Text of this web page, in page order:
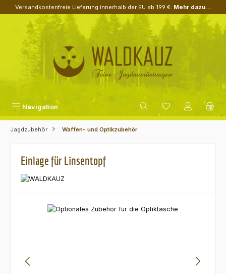
Zum Hauptinhalt springen
Versandkostenfreie Lieferung innerhalb der EU ab 199 €. Mehr dazu...
Navigation
Jagdzubehör Waffen- und Optikzubehör
Einlage für Linsentopf
Bildergalerie überspringen